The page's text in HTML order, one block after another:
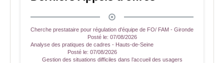
Cherche prestataire pour régulation d'équipe de FO/ FAM - Gironde
Posté le: 07/08/2026
Analyse des pratiques de cadres - Hauts-de-Seine
Posté le: 07/08/2026
Gestion des situations difficiles dans l’accueil des usagers